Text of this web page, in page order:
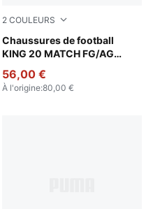
Stream-Bright Aqua-
2 COULEURS
Chaussures de football
KING 20 MATCH FG/AG
PUMA White-Poison Pink-
56,00 €
À l'origine:80,00 €